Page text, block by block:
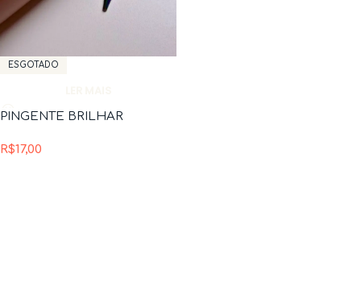
ESGOTADO
PINGENTE BRILHAR
R$17,00